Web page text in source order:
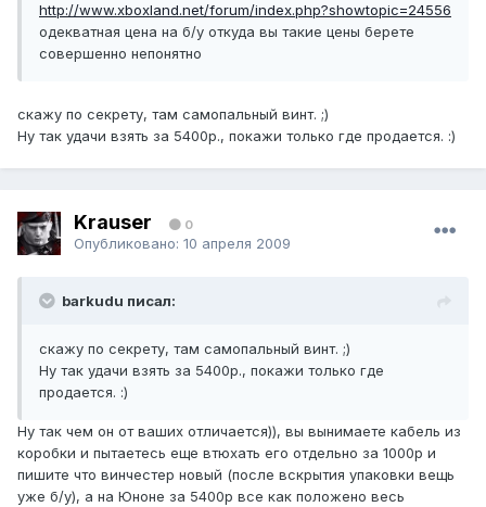
http://www.xboxland.net/forum/index.php?showtopic=24556
одекватная цена на б/у откуда вы такие цены берете
совершенно непонятно
скажу по секрету, там самопальный винт. ;)
Ну так удачи взять за 5400р., покажи только где продается. :)
Krauser 0
Опубликовано: 10 апреля 2009
barkudu писал:
скажу по секрету, там самопальный винт. ;)
Ну так удачи взять за 5400р., покажи только где
продается. :)
Ну так чем он от ваших отличается)), вы вынимаете кабель из
коробки и пытаетесь еще втюхать его отдельно за 1000р и
пишите что винчестер новый (после вскрытия упаковки вещь
уже б/у), а на Юноне за 5400р все как положено весь